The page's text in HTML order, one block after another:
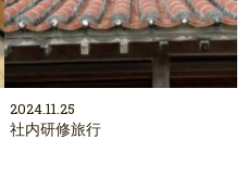
2024.11.25
社内研修旅行